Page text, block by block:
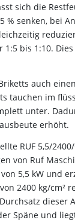
sich die
% senken, bei
1:5 bis 1:10.
auch
tauchen im
unter.
erhöht.
RUF 5,5/
von Ruf
5,5 kW und
2400 kg/cm²
dieser
Späne und